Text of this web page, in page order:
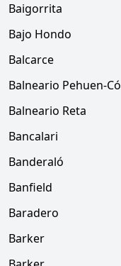
Baigorrita
Bajo Hondo
Balcarce
Balneario Pehuen-Có
Balneario Reta
Bancalari
Banderaló
Banfield
Baradero
Barker